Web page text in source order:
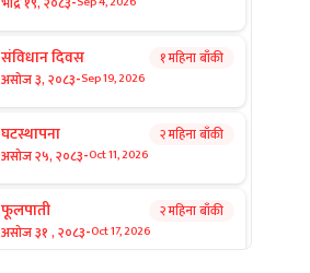
संविधान दिवस
असोज ३, २०८३-Sep 19, 2026
१ महिना बाँकी
घटस्थापना
असोज २५, २०८३-Oct 11, 2026
२ महिना बाँकी
फूलपाती
असोज ३१ , २०८३-Oct 17, 2026
२ महिना बाँकी